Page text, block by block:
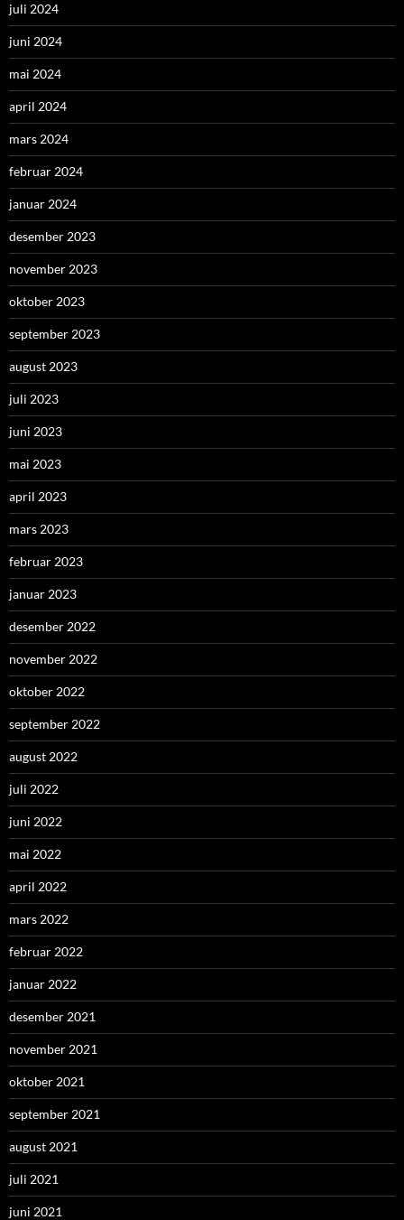
juli 2024
juni 2024
mai 2024
april 2024
mars 2024
februar 2024
januar 2024
desember 2023
november 2023
oktober 2023
september 2023
august 2023
juli 2023
juni 2023
mai 2023
april 2023
mars 2023
februar 2023
januar 2023
desember 2022
november 2022
oktober 2022
september 2022
august 2022
juli 2022
juni 2022
mai 2022
april 2022
mars 2022
februar 2022
januar 2022
desember 2021
november 2021
oktober 2021
september 2021
august 2021
juli 2021
juni 2021